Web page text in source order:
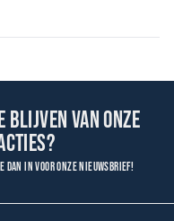
blijven van onze
dan in voor onze nieuwsbrief!